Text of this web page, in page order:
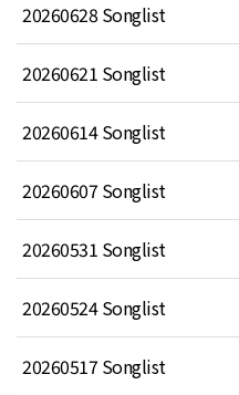
20260628 Songlist
20260621 Songlist
20260614 Songlist
20260607 Songlist
20260531 Songlist
20260524 Songlist
20260517 Songlist